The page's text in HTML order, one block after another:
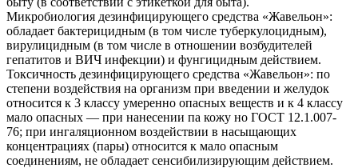
Микробиология дезинфицирующего средства «Жавельон»:
обладает бактерицидным (в том числе туберкулоцидным),
вирулицидным (в том числе в отношении возбудителей
гепатитов и ВИЧ инфекции) и фунгицидным действием.
Токсичность дезинфицирующего средства «Жавельон»: по
степени воздействия на организм при введении и желудок
относится к 3 классу умеренно опасных веществ и к 4 классу
мало опасных — при нанесении па кожу но ГОСТ 12.1.007-
76; при ингаляционном воздействии в насыщающих
концентрациях (пары) относится к мало опасным
соединениям, не обладает сенсибилизирующим действием.